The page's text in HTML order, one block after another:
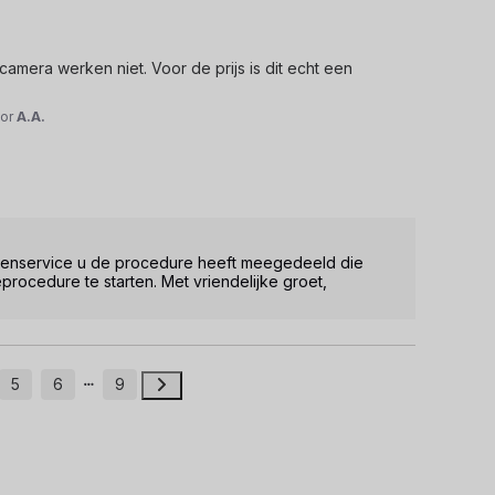
werken niet. Voor de prijs is dit echt een
A.A.
u de procedure heeft meegedeeld die
te starten. Met vriendelijke groet,
5 6 9